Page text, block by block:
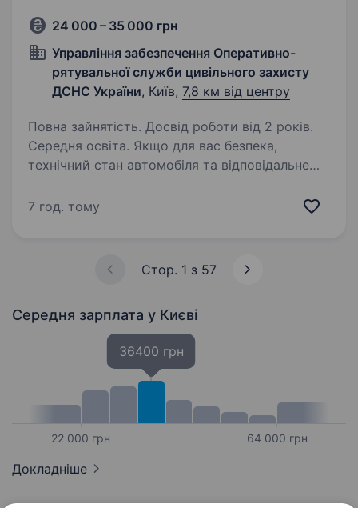
24 000 – 35 000 грн
Управління забезпечення Оперативно-
рятувальної служби цивільного захисту
ДСНС України, Київ, 7,8 км від центру
Повна зайнятість. Досвід роботи від 2 років.
Середня освіта. Якщо для вас безпека,
технічний стан автомобіля та відповідальне
бачити вас у нашій команді. Запрошуємо
7 год. тому
Стор. 1 з 57
Середня зарплата у Києві
22 000 грн
36400 грн
64 000 грн
Докладніше